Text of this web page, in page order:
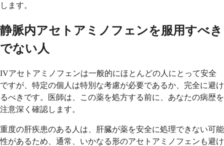
します。
静脈内アセトアミノフェンを服用すべき
でない人
IVアセトアミノフェンは一般的にほとんどの人にとって安全
ですが、特定の個人は特別な考慮が必要であるか、完全に避け
るべきです。医師は、この薬を処方する前に、あなたの病歴を
注意深く確認します。
重度の肝疾患のある人は、肝臓が薬を安全に処理できない可能
性があるため、通常、いかなる形のアセトアミノフェンも避け